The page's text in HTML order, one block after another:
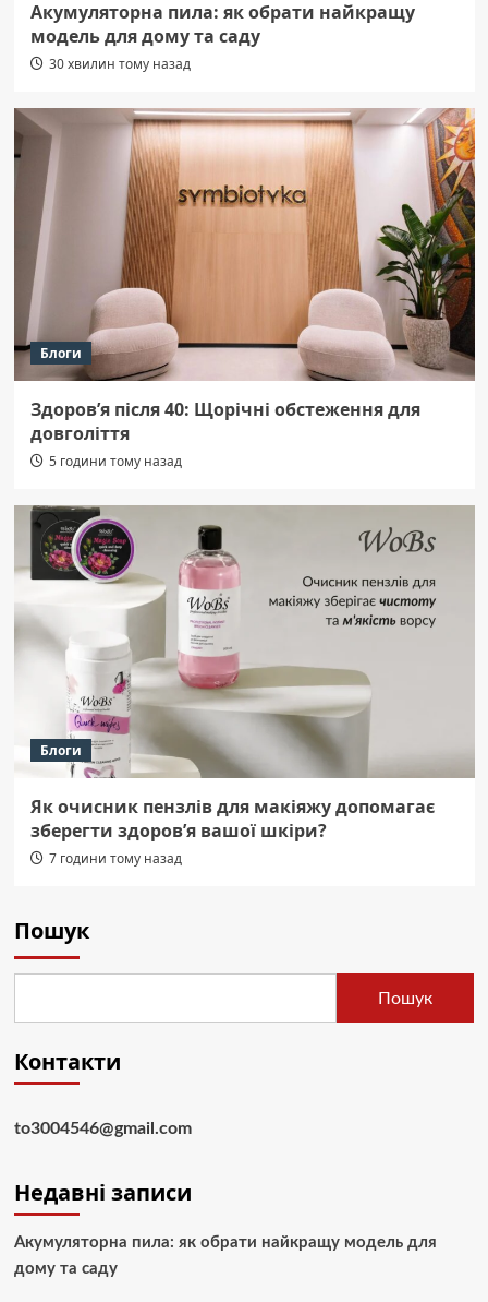
Акумуляторна пила: як обрати найкращу
модель для дому та саду
30 хвилин тому назад
Блоги
Здоров’я після 40: Щорічні обстеження для
довголіття
5 години тому назад
Блоги
Як очисник пензлів для макіяжу допомагає
зберегти здоров’я вашої шкіри?
7 години тому назад
Пошук
Пошук
Контакти
to3004546@gmail.com
Недавні записи
Акумуляторна пила: як обрати найкращу модель для
дому та саду